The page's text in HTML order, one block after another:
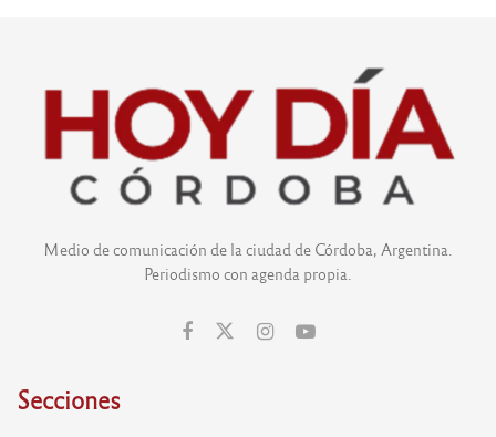
Medio de comunicación de la ciudad de Córdoba, Argentina.
Periodismo con agenda propia.
Secciones